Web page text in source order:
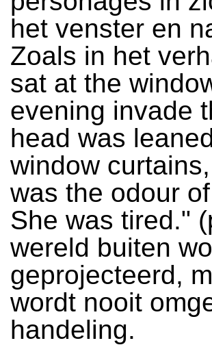
het venster en
Zoals in het
sat at the
evening invade
head was
window
was the odour
She was tired."
wereld buiten
geprojecteerd,
wordt nooit
handeling.